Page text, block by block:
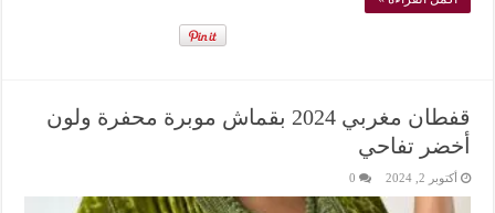
قفطان مغربي 2024 بقماش موبرة محفرة ولون
أخضر تفاحي
أكتوبر 2, 2024 0